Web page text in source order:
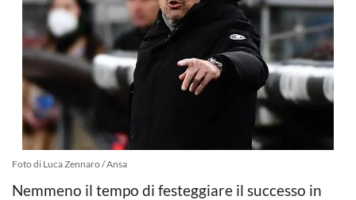
Foto di Luca Zennaro / Ansa
Nemmeno il tempo di festeggiare il successo in